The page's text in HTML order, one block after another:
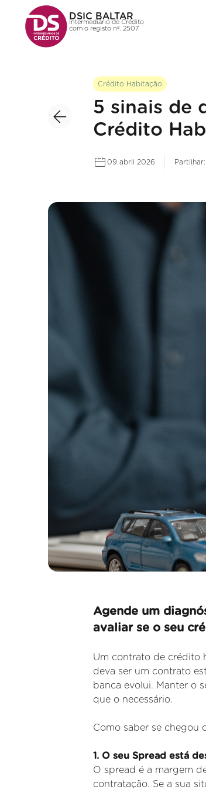
DSIC BALTAR
Intermediário de Crédito
com o registo nº. 2507
Crédito Habitação
5 sinais de
Crédito
09 abril 2026 Partilhar:
Agende um
avaliar se o seu
Um contrato de crédito
deva ser um contrato
banca evolui. Manter o
que o necessário.
Como saber se chegou
1. O seu Spread está
O spread é a margem
contratação. Se a sua